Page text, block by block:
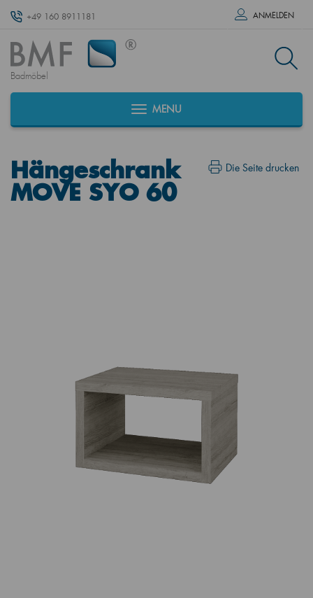
+49 160 8911181 ANMELDEN
Badmöbel
MENU
Die Seite drucken
Hängeschrank
MOVE SYO 60